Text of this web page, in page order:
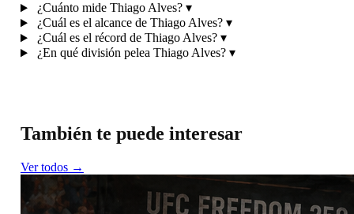
¿Cuánto mide Thiago Alves? ▾
¿Cuál es el alcance de Thiago Alves? ▾
¿Cuál es el récord de Thiago Alves? ▾
¿En qué división pelea Thiago Alves? ▾
También te puede interesar
Ver todos →